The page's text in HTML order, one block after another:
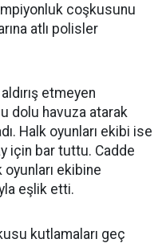
coşkusunu
atlı polisler
etmeyen
dolu havuza atarak
Halk oyunları ekibi ise
için bar tuttu. Cadde
ekibine
eşlik etti.
kutlamaları geç